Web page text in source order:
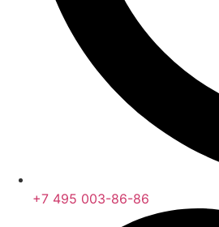
+7 495 003-86-86